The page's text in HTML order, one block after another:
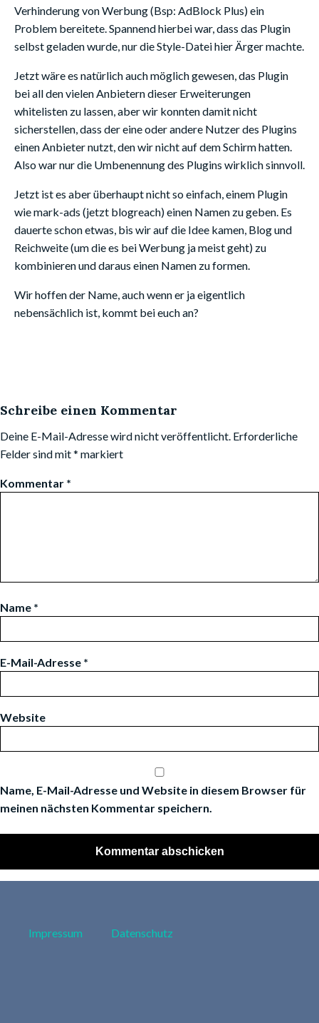
Verhinderung von Werbung (Bsp: AdBlock Plus) ein
Problem bereitete. Spannend hierbei war, dass das Plugin
selbst geladen wurde, nur die Style-Datei hier Ärger machte.
Jetzt wäre es natürlich auch möglich gewesen, das Plugin
bei all den vielen Anbietern dieser Erweiterungen
whitelisten zu lassen, aber wir konnten damit nicht
sicherstellen, dass der eine oder andere Nutzer des Plugins
einen Anbieter nutzt, den wir nicht auf dem Schirm hatten.
Also war nur die Umbenennung des Plugins wirklich sinnvoll.
Jetzt ist es aber überhaupt nicht so einfach, einem Plugin
wie mark-ads (jetzt blogreach) einen Namen zu geben. Es
dauerte schon etwas, bis wir auf die Idee kamen, Blog und
Reichweite (um die es bei Werbung ja meist geht) zu
kombinieren und daraus einen Namen zu formen.
Wir hoffen der Name, auch wenn er ja eigentlich
nebensächlich ist, kommt bei euch an?
Schreibe einen Kommentar
Deine E-Mail-Adresse wird nicht veröffentlicht. Erforderliche
Felder sind mit* markiert
Kommentar *
Name *
E-Mail-Adresse *
Website
Name, E-Mail-Adresse und Website in diesem Browser für
meinen nächsten Kommentar speichern.
Impressum Datenschutz